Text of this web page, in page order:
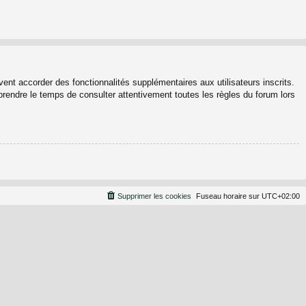
accorder des fonctionnalités supplémentaires aux utilisateurs inscrits.
le temps de consulter attentivement toutes les règles du forum lors
Fuseau horaire sur UTC+02:00
Supprimer les cookies